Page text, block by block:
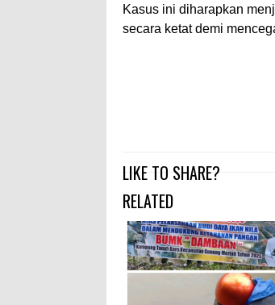
Kasus ini diharapkan
secara ketat demi
LIKE TO SHARE?
RELATED